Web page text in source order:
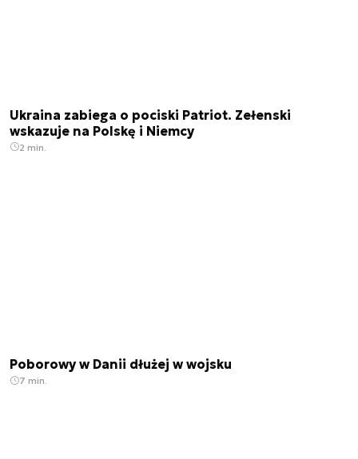
Ukraina zabiega o pociski Patriot. Zełenski
wskazuje na Polskę i Niemcy
2 min.
Poborowy w Danii dłużej w wojsku
7 min.